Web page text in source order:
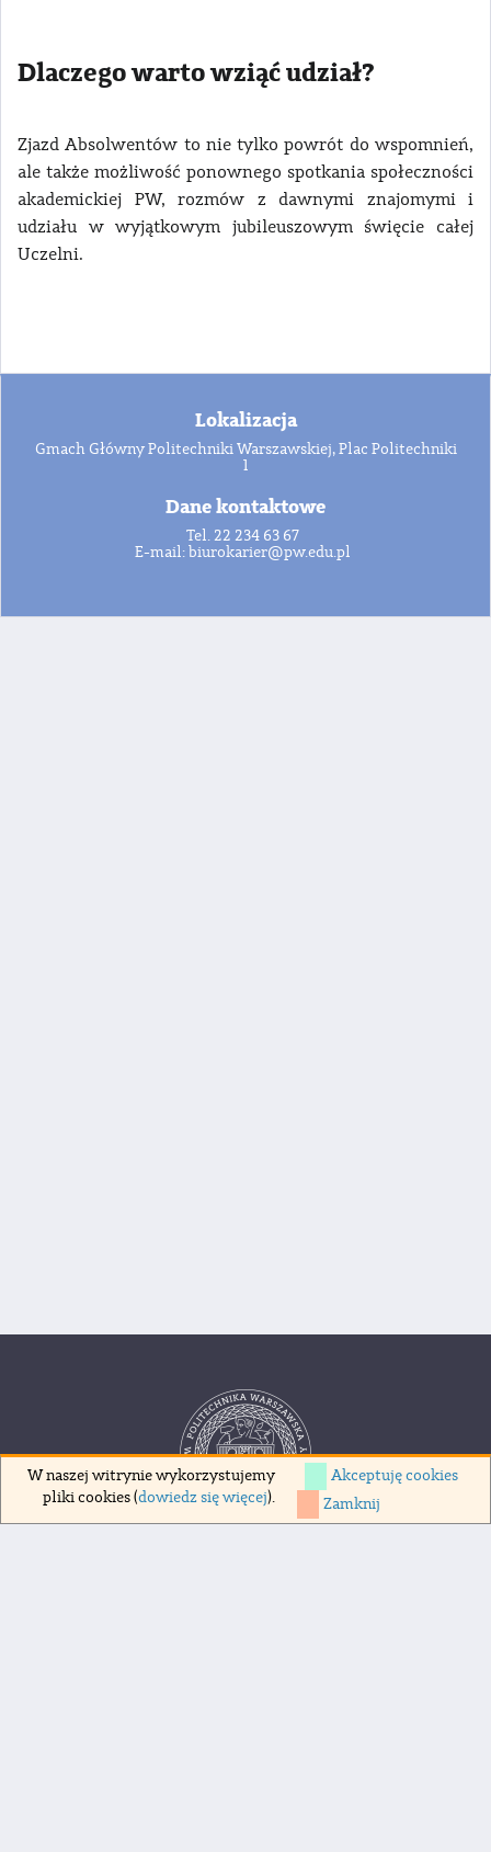
Dlaczego warto wziąć udział?
Zjazd Absolwentów to nie tylko powrót do wspomnień,
ale także możliwość ponownego spotkania społeczności
akademickiej PW, rozmów z dawnymi znajomymi i
udziału w wyjątkowym jubileuszowym święcie całej
Uczelni.
Lokalizacja
Gmach Główny Politechniki Warszawskiej, Plac Politechniki
1
Dane kontaktowe
Tel.22 234 63 67
E-mail: biurokarier@pw.edu.pl
W naszej witrynie wykorzystujemy
pliki cookies (dowiedz się więcej).
Akceptuję cookies
Zamknij